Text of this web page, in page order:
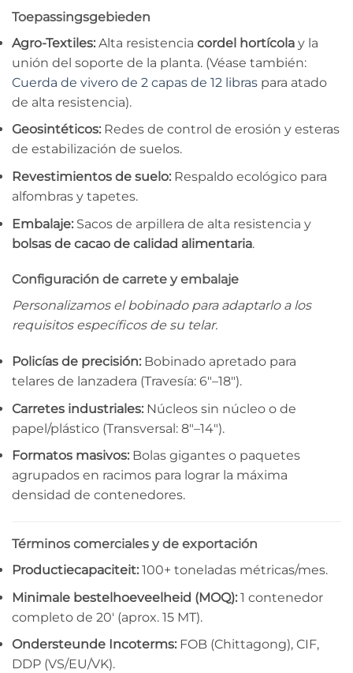
Toepassingsgebieden
Agro-Textiles: Alta resistencia cordel hortícola y la
unión del soporte de la planta. (Véase también:
Cuerda de vivero de 2 capas de 12 libras para atado
de alta resistencia).
Geosintéticos: Redes de control de erosión y esteras
de estabilización de suelos.
Revestimientos de suelo: Respaldo ecológico para
alfombras y tapetes.
Embalaje: Sacos de arpillera de alta resistencia y
bolsas de cacao de calidad alimentaria.
Configuración de carrete y embalaje
Personalizamos el bobinado para adaptarlo a los
requisitos específicos de su telar.
Policías de precisión: Bobinado apretado para
telares de lanzadera (Travesía: 6″–18″).
Carretes industriales: Núcleos sin núcleo o de
papel/plástico (Transversal: 8″–14″).
Formatos masivos: Bolas gigantes o paquetes
agrupados en racimos para lograr la máxima
densidad de contenedores.
Términos comerciales y de exportación
Productiecapaciteit: 100+ toneladas métricas/mes.
Minimale bestelhoeveelheid (MOQ): 1 contenedor
completo de 20′ (aprox. 15 MT).
Ondersteunde Incoterms: FOB (Chittagong), CIF,
DDP (VS/EU/VK).